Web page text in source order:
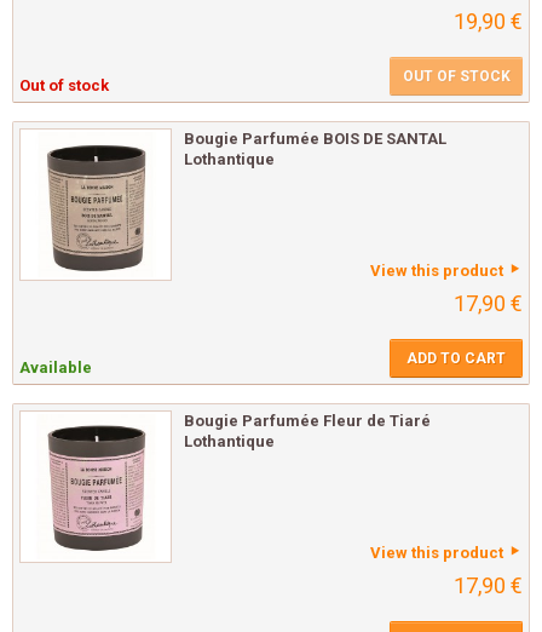
19,90 €
Out of stock OUT OF STOCK
Bougie Parfumée BOIS DE SANTAL
Lothantique
View this product
17,90 €
Available ADD TO CART
Bougie Parfumée Fleur de Tiaré
Lothantique
View this product
17,90 €